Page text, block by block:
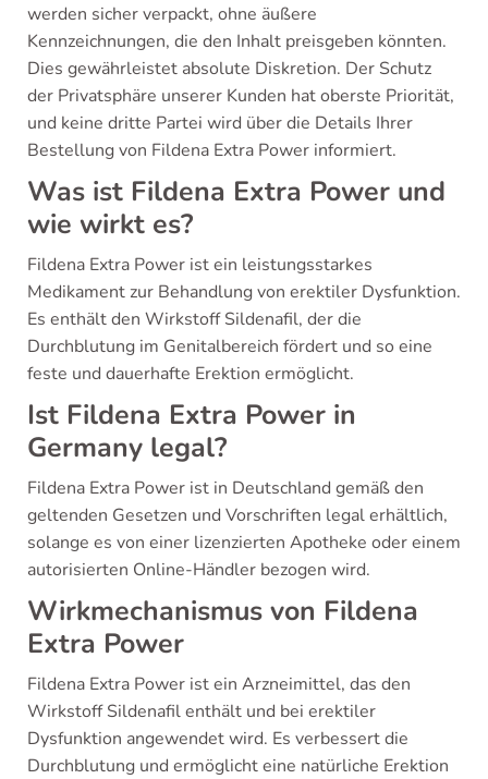
werden sicher verpackt, ohne äußere
Kennzeichnungen, die den Inhalt preisgeben könnten.
Dies gewährleistet absolute Diskretion. Der Schutz
der Privatsphäre unserer Kunden hat oberste Priorität,
und keine dritte Partei wird über die Details Ihrer
Bestellung von Fildena Extra Power informiert.
Was ist Fildena Extra Power und
wie wirkt es?
Fildena Extra Power ist ein leistungsstarkes
Medikament zur Behandlung von erektiler Dysfunktion.
Es enthält den Wirkstoff Sildenafil, der die
Durchblutung im Genitalbereich fördert und so eine
feste und dauerhafte Erektion ermöglicht.
Ist Fildena Extra Power in
Germany legal?
Fildena Extra Power ist in Deutschland gemäß den
geltenden Gesetzen und Vorschriften legal erhältlich,
solange es von einer lizenzierten Apotheke oder einem
autorisierten Online-Händler bezogen wird.
Wirkmechanismus von Fildena
Extra Power
Fildena Extra Power ist ein Arzneimittel, das den
Wirkstoff Sildenafil enthält und bei erektiler
Dysfunktion angewendet wird. Es verbessert die
Durchblutung und ermöglicht eine natürliche Erektion